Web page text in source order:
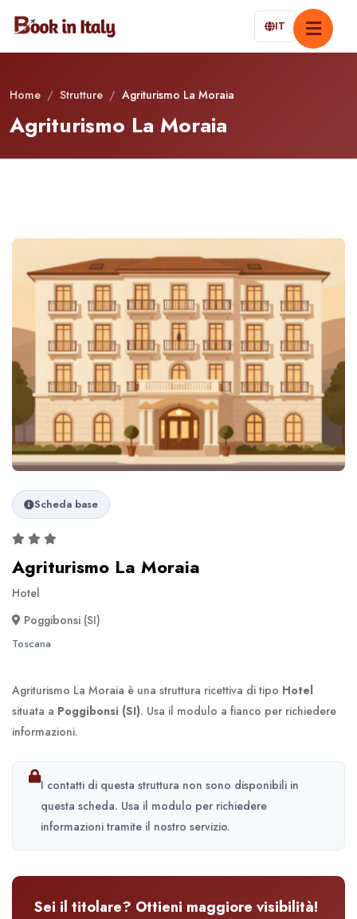
IT
Home / Strutture / Agriturismo La Moraia
Agriturismo La Moraia
Scheda base
Agriturismo La Moraia
Hotel
Poggibonsi (SI)
Toscana
Agriturismo La Moraia è una struttura ricettiva di tipo Hotel
situata a Poggibonsi (SI). Usa il modulo a fianco per richiedere
informazioni.
I contatti di questa struttura non sono disponibili in
questa scheda. Usa il modulo per richiedere
informazioni tramite il nostro servizio.
Sei il titolare? Ottieni maggiore visibilità!